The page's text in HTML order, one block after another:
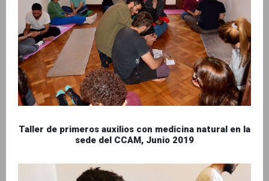
Taller de primeros auxilios con medicina natural en la
sede del CCAM, Junio 2019